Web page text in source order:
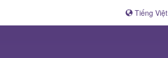
Tiếng Việt